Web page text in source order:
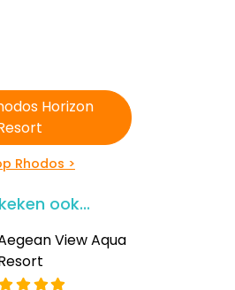
Horizon
Rhodos >
ook...
View Aqua